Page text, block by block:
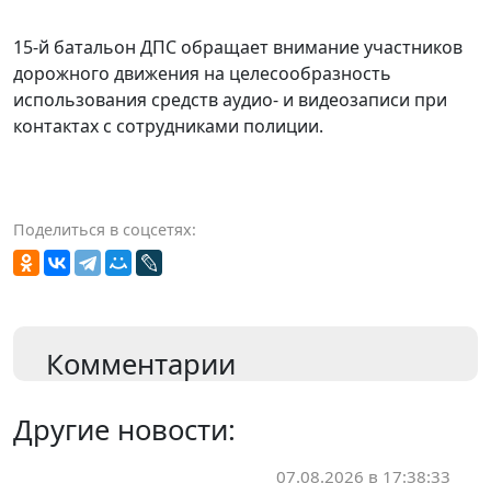
15-й батальон ДПС обращает внимание участников
дорожного движения на целесообразность
использования средств аудио- и видеозаписи при
контактах с сотрудниками полиции.
Поделиться в соцсетях:
Комментарии
Другие новости:
07.08.2026 в 17:38:33